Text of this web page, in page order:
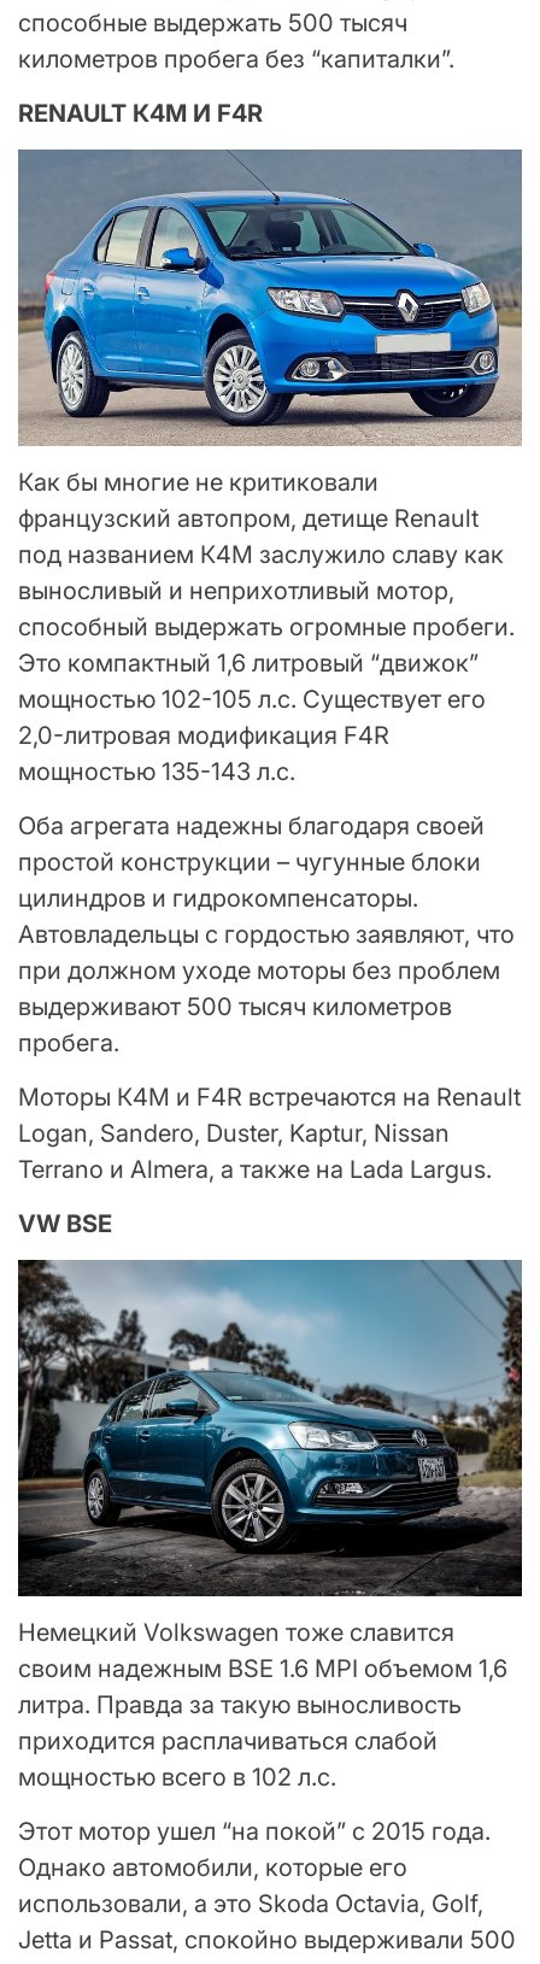
способные выдержать 500 тысяч
километров пробега без “капиталки”.
RENAULT К4М И F4R
Как бы многие не критиковали
французский автопром, детище Renault
под названием К4М заслужило славу как
выносливый и неприхотливый мотор,
способный выдержать огромные пробеги.
Это компактный 1,6 литровый “движок”
мощностью 102-105 л.с. Существует его
2,0-литровая модификация F4R
мощностью 135-143 л.с.
Оба агрегата надежны благодаря своей
простой конструкции – чугунные блоки
цилиндров и гидрокомпенсаторы.
Автовладельцы с гордостью заявляют, что
при должном уходе моторы без проблем
выдерживают 500 тысяч километров
пробега.
Моторы К4М и F4R встречаются на Renault
Logan, Sandero, Duster, Kaptur, Nissan
Terranо и Almera, а также на Lada Largus.
VW BSE
Немецкий Volkswagen тоже славится
своим надежным BSE 1.6 MPI объемом 1,6
литра. Правда за такую выносливость
приходится расплачиваться слабой
мощностью всего в 102 л.с.
Этот мотор ушел “на покой” с 2015 года.
Однако автомобили, которые его
использовали, а это Skoda Octavia, Golf,
Jetta и Passat, спокойно выдерживали 500